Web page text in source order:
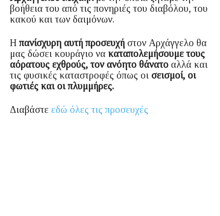
βοήθεια του από τις πονηριές του διαβόλου, του
κακού και των δαιμόνων.
Η πανίσχυρη αυτή προσευχή στον Αρχάγγελο θα
μας δώσει κουράγιο να καταπολεμήσουμε τους
αόρατους εχθρούς, τον ανόητο θάνατο αλλά και
τις φυσικές καταστροφές όπως οι σεισμοί, οι
φωτιές και οι πλυμμήρες.
Διαβάστε εδώ όλες τις προσευχές